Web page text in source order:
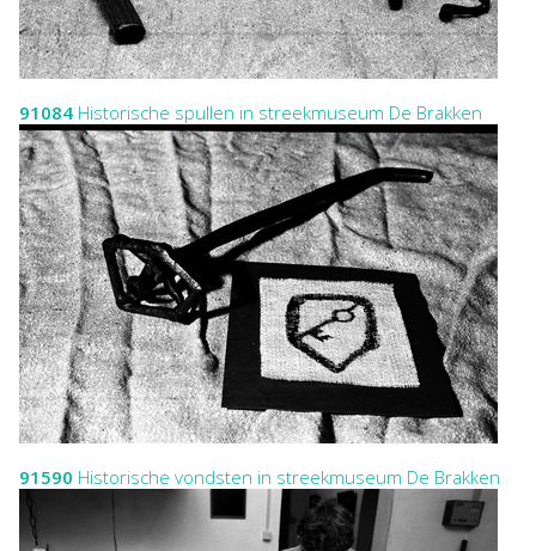
91084 Historische spullen in streekmuseum De Brakken
91590 Historische vondsten in streekmuseum De Brakken